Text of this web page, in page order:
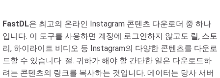
FastDL은 최고의 온라인 Instagram 콘텐츠 다운로더 중 하나
입니다. 이 도구를 사용하면 계정에 로그인하지 않고도 릴, 스토
리, 하이라이트 비디오 등 Instagram의 다양한 콘텐츠를 다운로
드할 수 있습니다. 절. 귀하가 해야 할 간단한 일은 다운로드하
려는 콘텐츠의 링크를 복사하는 것입니다. 데이터는 당사 서버